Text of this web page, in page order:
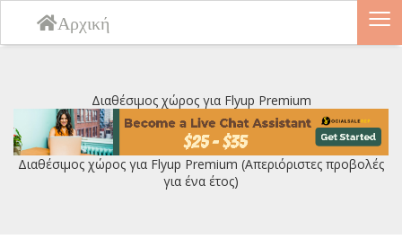
Διαθέσιμος χώρος για Flyup Premium
Διαθέσιμος χώρος για Flyup Premium (Απεριόριστες προβολές
για ένα έτος)
Αρχική ≡